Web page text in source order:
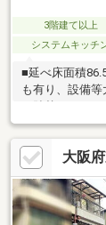
3階建て以上
システムキッチ
■延べ床面積
も有り、設備
洗面台新調・
ッター付きな
倉庫など多用途
産はお客様に
法、お住み替
す。是非お気軽
大阪